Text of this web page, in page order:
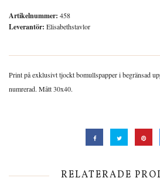
Artikelnummer: 458
Leverantör: Elisabethstavlor
Print på exklusivt tjockt bomullspapper i begränsad
numrerad. Mått 30x40.
RELATERADE